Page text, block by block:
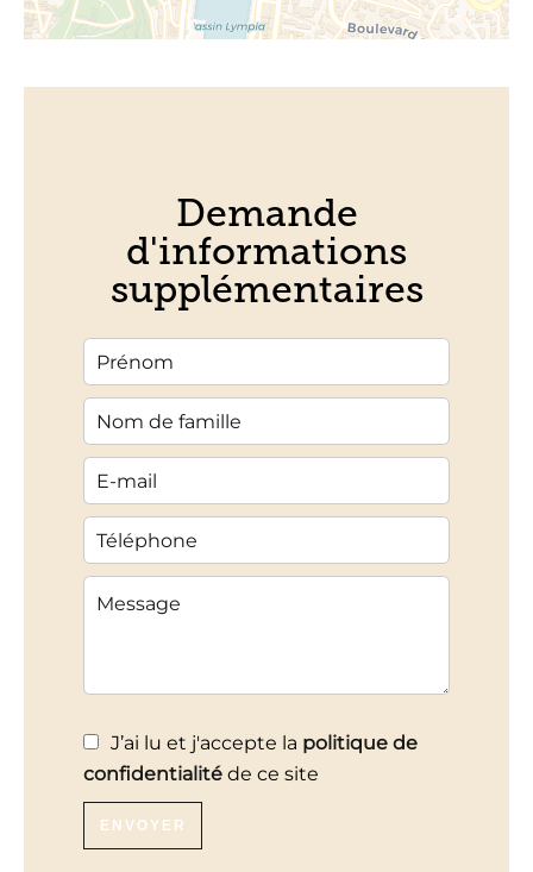
Demande
d'informations
supplémentaires
J’ai lu et j'accepte la politique de
confidentialité de ce site
ENVOYER